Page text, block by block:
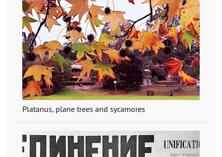
Platanus, plane trees and sycamores